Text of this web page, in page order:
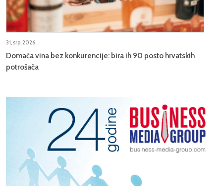
31, srp, 2026
Domaća vina bez konkurencije: bira ih 90 posto hrvatskih
potrošača